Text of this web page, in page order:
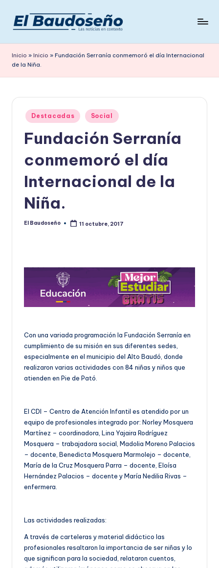
Saltar
contenido
e
ri
d
en
Inicio » Inicio » Fundación Serranía conmemoró el día Internacional
de la Niña.
Publicado
en
Destacadas Social
Fundación Serranía
conmemoró el día
Internacional de la
Niña.
Publicado
El Baudoseño 11 octubre, 2017
Con una variada programación la Fundación Serranía en
cumplimiento de su misión en sus diferentes sedes,
especialmente en el municipio del Alto Baudó, donde
realizaron varias actividades con 84 niñas y niños que
atienden en Pie de Pató.
El CDI – Centro de Atención Infantil es atendido por un
equipo de profesionales integrado por: Norley Mosquera
Martínez – coordinadora, Lina Yajaira Rodríguez
Mosquera – trabajadora social, Madolia Moreno Palacios
– docente, Benedicta Mosquera Marmolejo – docente,
María de la Cruz Mosquera Parra – docente, Eloísa
Hernández Palacios – docente y María Nedilia Rivas –
enfermera.
Las actividades realizadas:
A través de carteleras y material didáctico las
profesionales resaltaron la importancia de ser niñas y lo
que significan para la sociedad, relataron cuentos,